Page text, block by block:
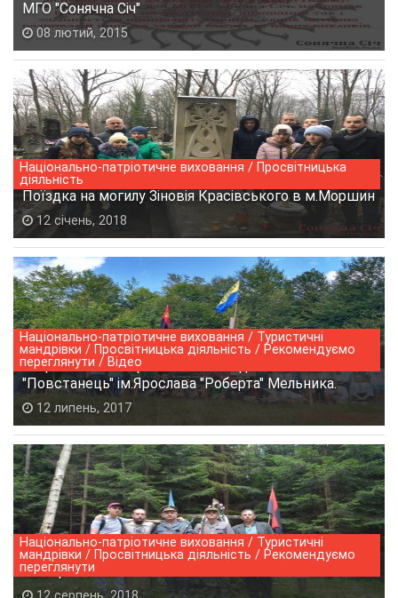
МГО "Сонячна Січ"
08 лютий, 2015
Національно-патріотичне виховання / Просвітницька
діяльність
Поїздка на могилу Зіновія Красівського в м.Моршин
12 січень, 2018
Національно-патріотичне виховання / Туристичні
мандрівки / Просвітницька діяльність / Рекомендуємо
переглянути / Відео
Національно- патріотичний 5-ти денний вишкіл
"Повстанець" ім.Ярослава "Роберта" Мельника.
12 липень, 2017
Національно-патріотичне виховання / Туристичні
мандрівки / Просвітницька діяльність / Рекомендуємо
переглянути
"Табори - 2018"